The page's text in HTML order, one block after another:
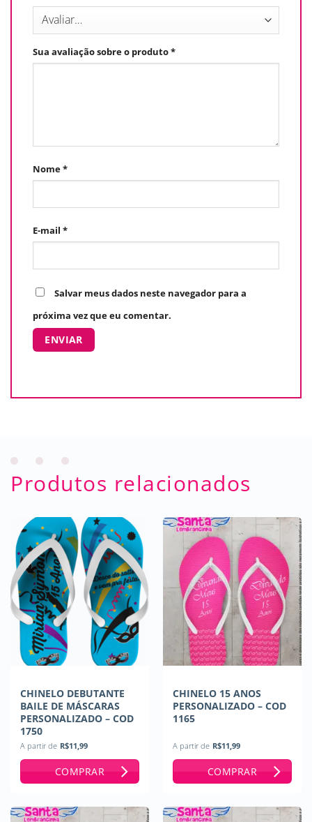
Sua avaliação sobre o produto*
Nome*
E-mail *
Salvar meus dados neste navegador para a
próxima vez que eu comentar.
Produtos relacionados
CHINELO DEBUTANTE
BAILE DE MÁSCARAS
PERSONALIZADO – COD
1750
A partir de R$11,99
COMPRAR
CHINELO 15 ANOS
PERSONALIZADO – COD
1165
A partir de R$11,99
COMPRAR